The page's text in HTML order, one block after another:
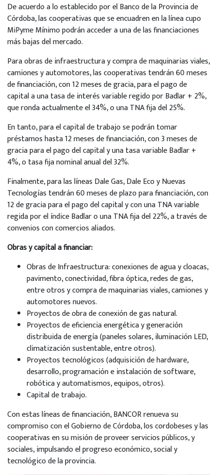
De acuerdo a lo establecido por el Banco de la Provincia de
Córdoba, las cooperativas que se encuadren en la línea cupo
MiPyme Mínimo podrán acceder a una de las financiaciones
más bajas del mercado.
Para obras de infraestructura y compra de maquinarias viales,
camiones y automotores, las cooperativas tendrán 60 meses
de financiación, con 12 meses de gracia, para el pago de
capital a una tasa de interés variable regido por Badlar + 2%,
que ronda actualmente el 34%, o una TNA fija del 25%.
En tanto, para el capital de trabajo se podrán tomar
préstamos hasta 12 meses de financiación, con 3 meses de
gracia para el pago del capital y una tasa variable Badlar +
4%, o tasa fija nominal anual del 32%.
Finalmente, para las líneas Dale Gas, Dale Eco y Nuevas
Tecnologías tendrán 60 meses de plazo para financiación, con
12 de gracia para el pago del capital y con una TNA variable
regida por el índice Badlar o una TNA fija del 22%, a través de
convenios con comercios aliados.
Obras y capital a financiar:
Obras de Infraestructura: conexiones de agua y cloacas,
pavimento, conectividad, fibra óptica, redes de gas,
entre otros y compra de maquinarias viales, camiones y
automotores nuevos.
Proyectos de obra de conexión de gas natural.
Proyectos de eficiencia energética y generación
distribuida de energía (paneles solares, iluminación LED,
climatización sustentable, entre otros).
Proyectos tecnológicos (adquisición de hardware,
desarrollo, programación e instalación de software,
robótica y automatismos, equipos, otros).
Capital de trabajo.
Con estas líneas de financiación, BANCOR renueva su
compromiso con el Gobierno de Córdoba, los cordobeses y las
cooperativas en su misión de proveer servicios públicos, y
sociales, impulsando el progreso económico, social y
tecnológico de la provincia.